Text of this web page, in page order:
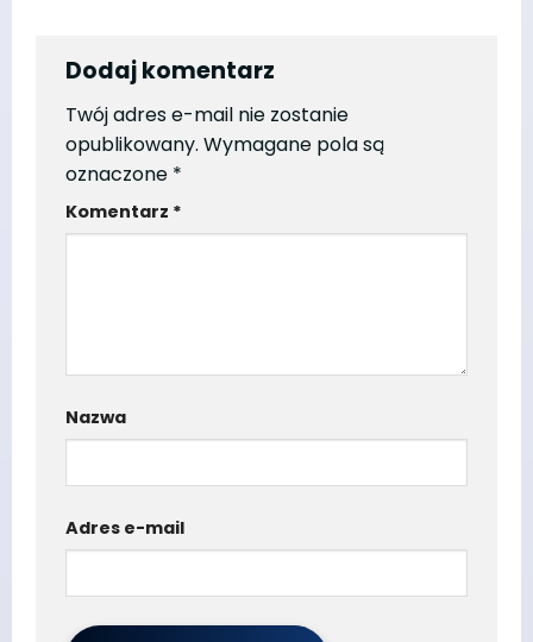
Dodaj komentarz
Twój adres e-mail nie zostanie
opublikowany. Wymagane pola są
oznaczone *
Komentarz *
Nazwa
Adres e-mail